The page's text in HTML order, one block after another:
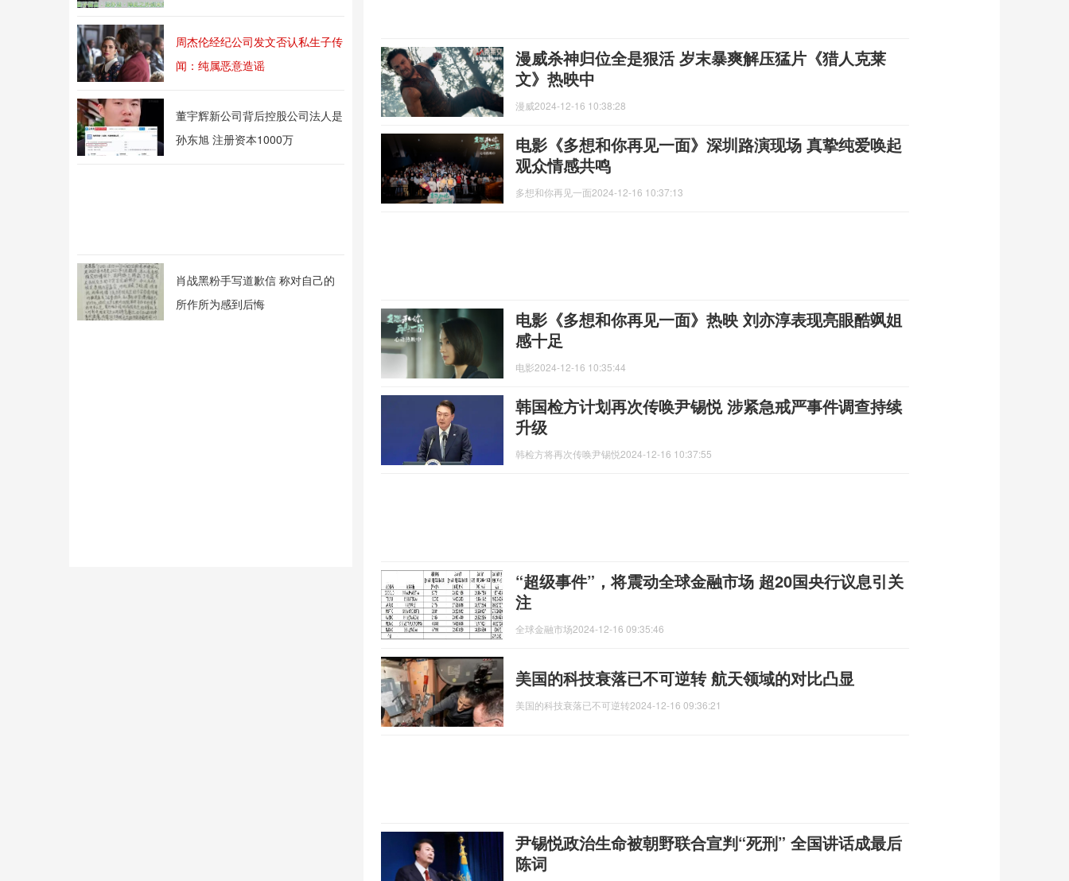
周杰伦经纪公司发文否认私生子传
闻：纯属恶意造谣
董宇辉新公司背后控股公司法人是
孙东旭 注册资本1000万
肖战黑粉手写道歉信 称对自己的
所作所为感到后悔
漫威杀神归位全是狠活 岁末暴爽解压猛片《猎人克莱
文》热映中
漫威2024-12-16 10:38:28
电影《多想和你再见一面》深圳路演现场 真挚纯爱唤起
观众情感共鸣
多想和你再见一面2024-12-16 10:37:13
电影《多想和你再见一面》热映 刘亦淳表现亮眼酷飒姐
感十足
电影2024-12-16 10:35:44
韩国检方计划再次传唤尹锡悦 涉紧急戒严事件调查持续
升级
韩检方将再次传唤尹锡悦2024-12-16 10:37:55
“超级事件”，将震动全球金融市场 超20国央行议息引关
注
全球金融市场2024-12-16 09:35:46
美国的科技衰落已不可逆转 航天领域的对比凸显
美国的科技衰落已不可逆转2024-12-16 09:36:21
尹锡悦政治生命被朝野联合宣判“死刑” 全国讲话成最后
陈词